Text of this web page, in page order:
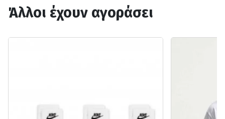
Άλλοι έχουν αγοράσει